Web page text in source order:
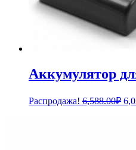
Аккумулятор
Распродажа! 6,588.00₽